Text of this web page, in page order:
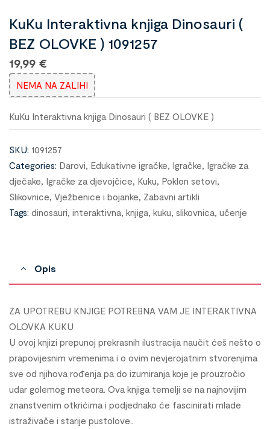
KuKu Interaktivna knjiga Dinosauri (
BEZ OLOVKE ) 1091257
19,99 €
NEMA NA ZALIHI
KuKu Interaktivna knjiga Dinosauri ( BEZ OLOVKE )
SKU: 1091257
Categories: Darovi, Edukativne igračke, Igračke, Igračke za
dječake, Igračke za djevojčice, Kuku, Poklon setovi,
Slikovnice, Vježbenice i bojanke, Zabavni artikli
Tags: dinosauri, interaktivna, knjiga, kuku, slikovnica, učenje
Opis
ZA UPOTREBU KNJIGE POTREBNA VAM JE INTERAKTIVNA
OLOVKA KUKU
U ovoj knjizi prepunoj prekrasnih ilustracija naučit ćeš nešto o
prapovijesnim vremenima i o ovim nevjerojatnim stvorenjima
sve od njihova rođenja pa do izumiranja koje je prouzročio
udar golemog meteora. Ova knjiga temelji se na najnovijim
znanstvenim otkrićima i podjednako će fascinirati mlade
istraživače i starije pustolove..